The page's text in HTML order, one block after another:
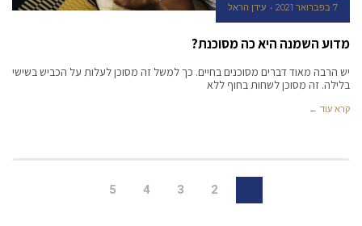
7 בפברואר 2021 עידן הראל
מדוע השמנה היא כה מסוכנת?
יש הרבה מאוד דברים מסוכנים בחיים. כך למשל זה מסוכן לעלות על הכביש בשישי
בלילה. זה מסוכן לשחות בחוף ללא
קרא עוד ←
2
3
4
5